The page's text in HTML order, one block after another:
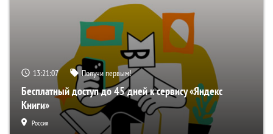
13:21:06 Получи первым!
Бесплатный доступ до 45 дней к сервису «Яндекс
Книги»
Россия